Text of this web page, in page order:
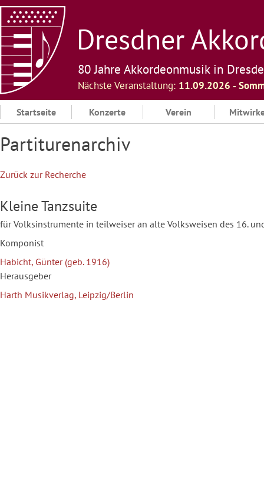
Skip
to
content
Dresdner
80 Jahre Akkordeonmusik in
Nächste Veranstaltung: 11.09.2026 ‐
Startseite Konzerte Verein
Partiturenarchiv
Zurück zur Recherche
Kleine Tanzsuite
für Volksinstrumente in teilweiser an alte Volksweisen des 16.
Komponist
Habicht, Günter (geb. 1916)
Herausgeber
Harth Musikverlag, Leipzig/Berlin